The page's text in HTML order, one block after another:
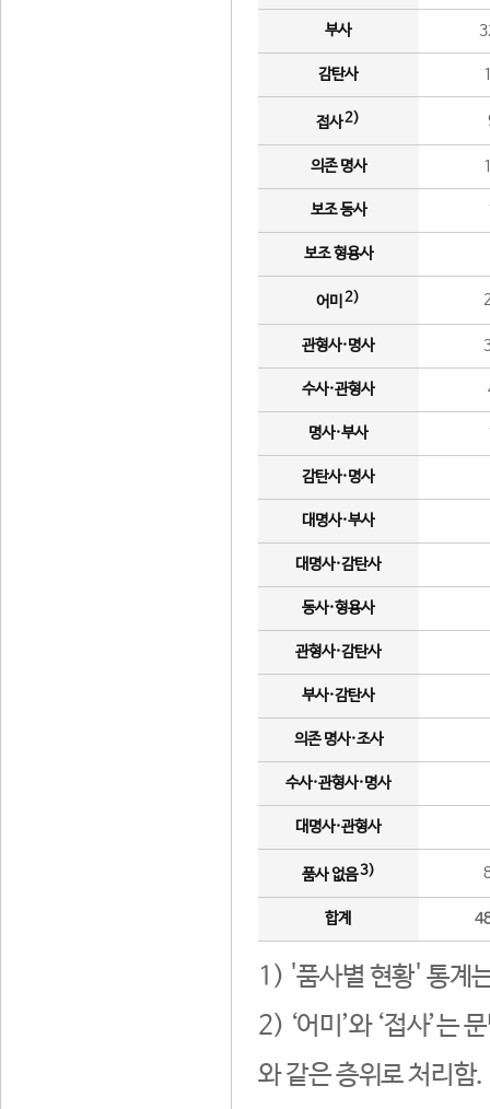
부사
감탄사
접사2)
의존 명사
보조 동사
보조 형용사
어미 2)
관형사·명사
수사·관형사
명사·부사
감탄사·명사
대명사·부사
대명사·감탄사
동사·형용사
관형사·감탄사
부사·감탄사
의존 명사·조사
수사·관형사·명사
대명사·관형사
품사 없음3)
합계
1) '품사별 현황' 통계
2) ‘어미’와 ‘접사’는
와 같은 층위로 처리함.